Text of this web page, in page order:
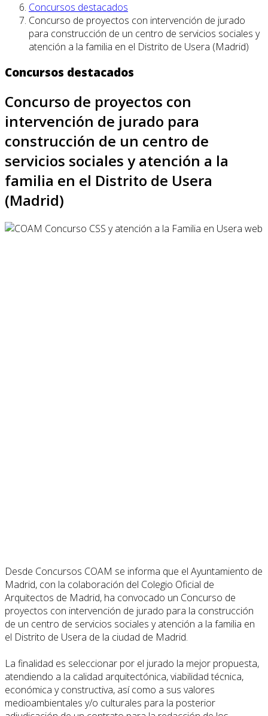
Concursos destacados
Concurso de proyectos con intervención de jurado
para construcción de un centro de servicios sociales y
atención a la familia en el Distrito de Usera (Madrid)
Concursos destacados
Concurso de proyectos con
intervención de jurado para
construcción de un centro de
servicios sociales y atención a la
familia en el Distrito de Usera
(Madrid)
Desde Concursos COAM se informa que el Ayuntamiento de
Madrid, con la colaboración del Colegio Oficial de
Arquitectos de Madrid, ha convocado un Concurso de
proyectos con intervención de jurado para la construcción
de un centro de servicios sociales y atención a la familia en
el Distrito de Usera de la ciudad de Madrid.
La finalidad es seleccionar por el jurado la mejor propuesta,
atendiendo a la calidad arquitectónica, viabilidad técnica,
económica y constructiva, así como a sus valores
medioambientales y/o culturales para la posterior